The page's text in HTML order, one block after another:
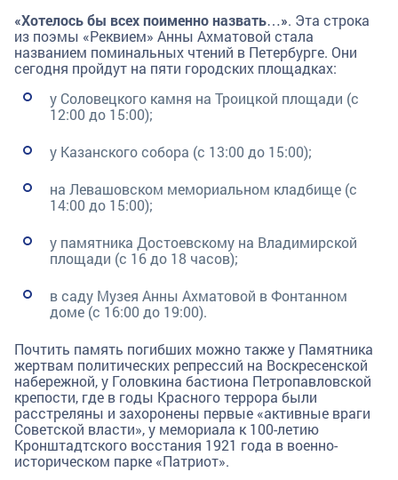
«Хотелось бы всех поименно назвать…». Эта строка
из поэмы «Реквием» Анны Ахматовой стала
названием поминальных чтений в Петербурге. Они
сегодня пройдут на пяти городских площадках:
у Соловецкого камня на Троицкой площади (с
12:00 до 15:00);
у Казанского собора (с 13:00 до 15:00);
на Левашовском мемориальном кладбище (с
14:00 до 15:00);
у памятника Достоевскому на Владимирской
площади (с 16 до 18 часов);
в саду Музея Анны Ахматовой в Фонтанном
доме (с 16:00 до 19:00).
Почтить память погибших можно также у Памятника
жертвам политических репрессий на Воскресенской
набережной, у Головкина бастиона Петропавловской
крепости, где в годы Красного террора были
расстреляны и захоронены первые «активные враги
Советской власти», у мемориала к 100-летию
Кронштадтского восстания 1921 года в военно-
историческом парке «Патриот».